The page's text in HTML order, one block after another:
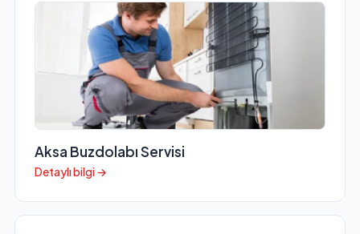
Aksa Buzdolabı Servisi
Detaylı bilgi →